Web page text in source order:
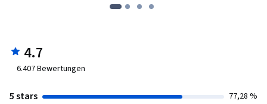
4.7
6.407Bewertungen
5 stars 77,28 %